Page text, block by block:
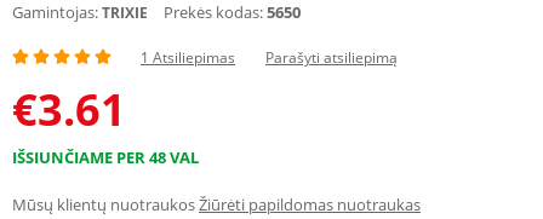
Gamintojas:TRIXIE Prekės kodas:5650
1 Atsiliepimas Parašyti atsiliepimą
€3.61
IŠSIUNČIAME PER 48 VAL
Mūsų klientų nuotraukosŽiūrėti papildomas nuotraukas